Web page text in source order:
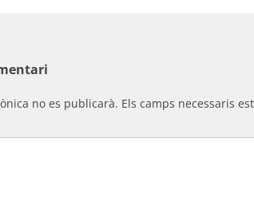
no es publicarà. Els camps necessaris